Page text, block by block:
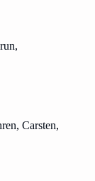
Carsten,